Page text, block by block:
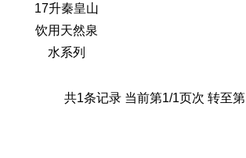
17升秦皇山
饮用天然泉
水系列
共1条记录 当前第1/1页次 转至第